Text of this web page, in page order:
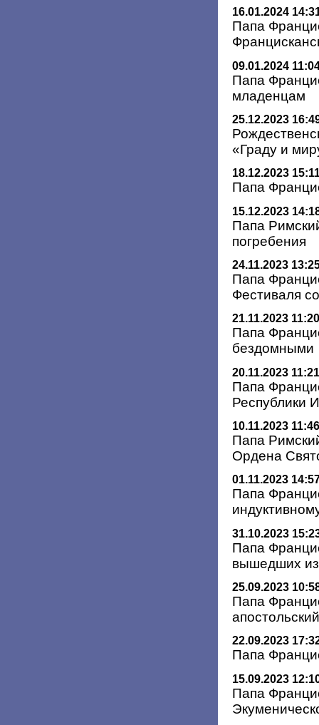
16.01.2024
Папа
09.01.2024
Папа
младенцам
25.12.2023
«Граду и
18.12.2023
Папа
15.12.2023
Папа
погребения
24.11.2023
Папа
Фестиваля
21.11.2023 11:20
Папа
бездомными
20.11.2023 11:21
Папа
Республики
10.11.2023 11:46
Папа
Ордена
01.11.2023
Папа
31.10.2023
Папа
вышедших
25.09.2023
Папа
22.09.2023
Папа
15.09.2023
Папа